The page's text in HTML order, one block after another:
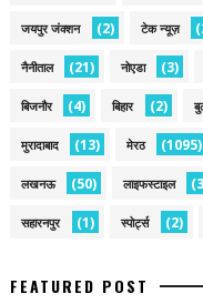
जयपुर जंक्शन (2) टेक न्यूज़
नैनीताल (21) नोएडा (3)
बिजनौर (4) बिहार (2)
मुरादाबाद (13) मेरठ (1095)
लखनऊ (50) लाइफस्टाइल
सहारनपुर (1) स्पोर्ट्स (2)
FEATURED POST